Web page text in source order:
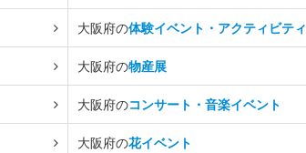
大阪府の体験イベント・アクティビティ
大阪府の物産展
大阪府のコンサート・音楽イベント
大阪府の花イベント